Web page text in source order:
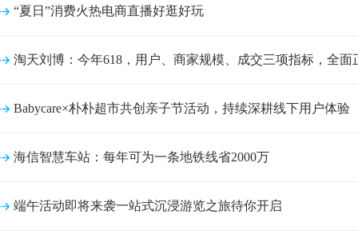
“夏日”消费火热电商直播好逛好玩
淘天刘博：今年618，用户、商家规模、成交三项指标，全面
Babycare×朴朴超市共创亲子节活动，持续深耕线下用户体验
海信智慧车站：每年可为一条地铁线省2000万
端午活动即将来袭一站式沉浸游览之旅待你开启